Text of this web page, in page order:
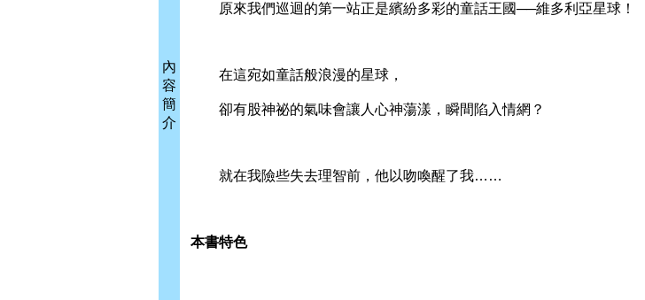
內
容
簡
介
原來我們巡迴的第一站正是繽紛多彩的童話王國──維多利亞星球！
在這宛如童話般浪漫的星球，
卻有股神祕的氣味會讓人心神蕩漾，瞬間陷入情網？
就在我險些失去理智前，他以吻喚醒了我……
本書特色